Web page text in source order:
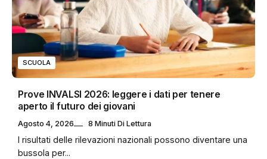
SCUOLA
Prove INVALSI 2026: leggere i dati per tenere
aperto il futuro dei giovani
Agosto 4, 2026 8 Minuti Di Lettura
I risultati delle rilevazioni nazionali possono diventare una
bussola per...